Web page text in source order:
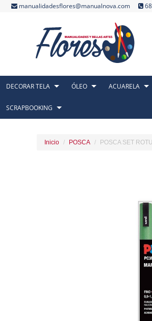
manualidadesflores@manualnova.com
DECORAR TELA ÓLEO ACUARELA
SCRAPBOOKING
Inicio POSCA POSCA SET